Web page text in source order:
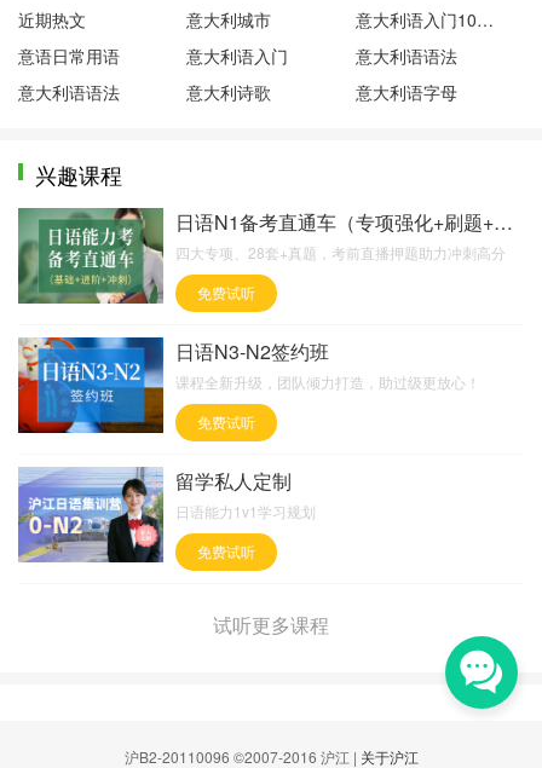
近期热文
意大利城市
意大利语入门100句
意语日常用语
意大利语入门
意大利语语法
意大利语语法
意大利诗歌 意大利语字母
兴趣课程
日语N1备考直通车（专项强化+刷题+直播押题）
四大专项、28套+真题，考前直播押题助力冲刺高分
免费试听
日语N3-N2签约班
课程全新升级，团队倾力打造，助过级更放心！
免费试听
留学私人定制
日语能力1v1学习规划
免费试听
试听更多课程
沪B2-20110096 ©2007-2016 沪江 | 关于沪江